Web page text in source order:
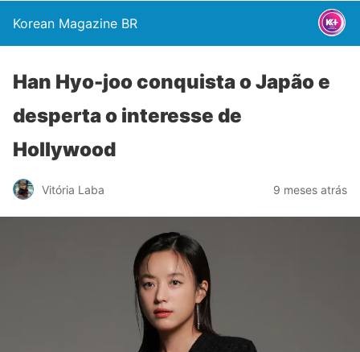
Korean Magazine BR
Han Hyo-joo conquista o Japão e
desperta o interesse de
Hollywood
Vitória Laba 9 meses atrás